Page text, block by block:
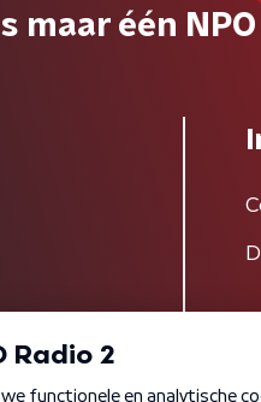
maar één